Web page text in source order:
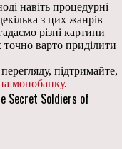
навіть процедурні
з цих жанрів
різні картини
точно варто приділити
підтримайте,
монобанку.
Secret Soldiers of